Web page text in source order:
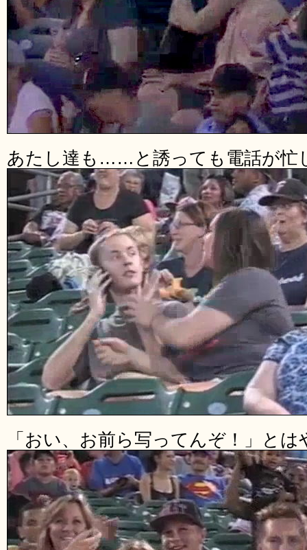
あたし達も……と誘っても電話が忙
「おい、お前ら写ってんぞ！」と